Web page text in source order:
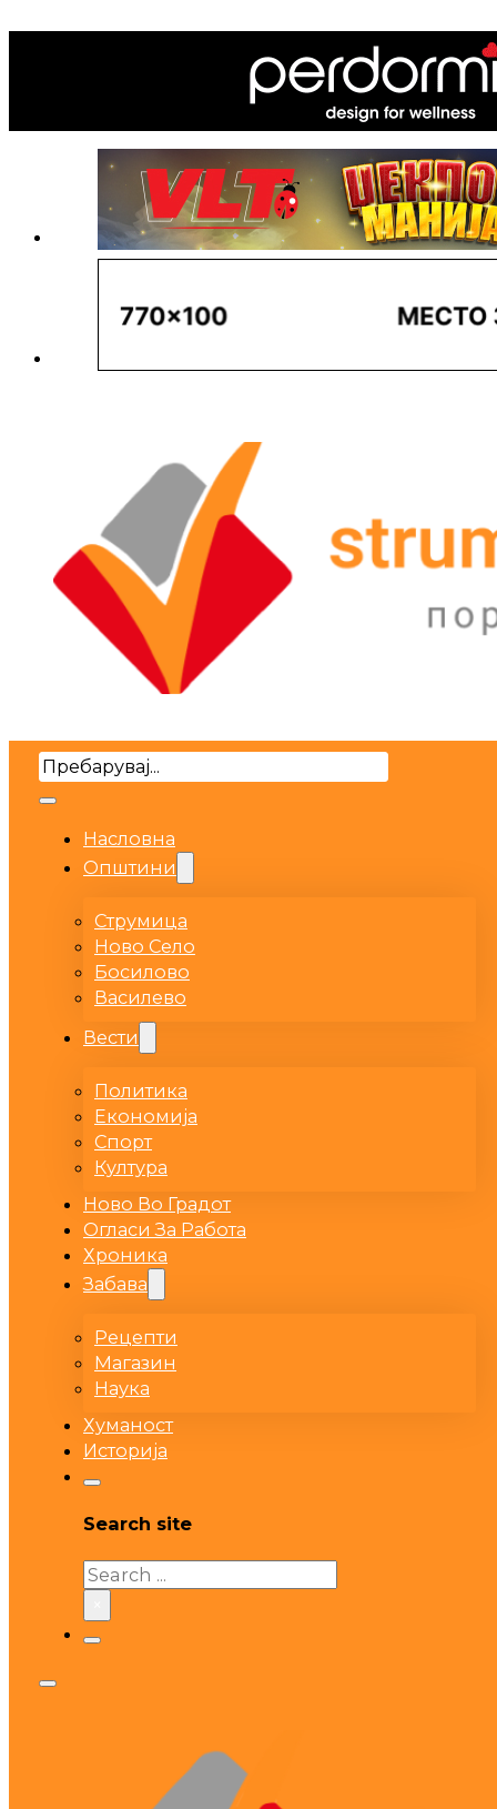
Search
Насловна
Општини
Струмица
Ново Село
Босилово
Василево
Вести
Политика
Економија
Спорт
Култура
Ново Во Градот
Огласи За Работа
Хроника
Забава
Рецепти
Магазин
Наука
Хуманост
Историја
Search site
Search